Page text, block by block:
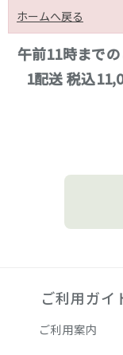
ホームへ戻る
午前11時まで
1配送 税込
ご利用ガイ
ご利用案内